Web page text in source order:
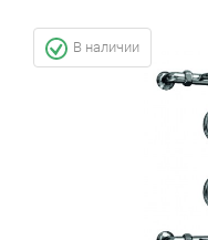
В наличии